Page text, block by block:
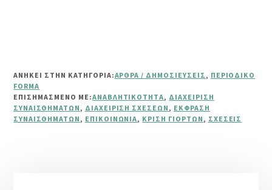
ΑΝΗΚΕΙ ΣΤΗΝ ΚΑΤΗΓΟΡΙΑ:ΆΡΘΡΑ / ΔΗΜΟΣΙΕΎΣΕΙΣ, ΠΕΡΙΟΔΙΚΌ
FORMA
ΕΠΙΣΗΜΑΣΜΈΝΟ ΜΕ:ΑΝΑΒΛΗΤΙΚΌΤΗΤΑ, ΔΙΑΧΕΊΡΙΣΗ
ΣΥΝΑΙΣΘΗΜΆΤΩΝ, ΔΙΑΧΕΊΡΙΣΗ ΣΧΈΣΕΩΝ, ΈΚΦΡΑΣΗ
ΣΥΝΑΙΣΘΗΜΆΤΩΝ, ΕΠΙΚΟΙΝΩΝΊΑ, ΚΡΊΣΗ ΓΙΟΡΤΏΝ, ΣΧΈΣΕΙΣ